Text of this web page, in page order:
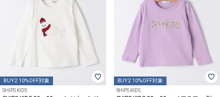
BUY2 10%OFF対象
SHIPS KIDS
BUY2 10%OFF対象
SHIPS KIDS